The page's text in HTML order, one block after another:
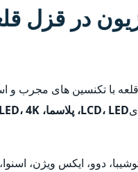
در قزل
با تکنسین های مجرب و
LCD، LED، پلاسما، QLED، 4K و هوشمند
دوو، ایکس ویژن،